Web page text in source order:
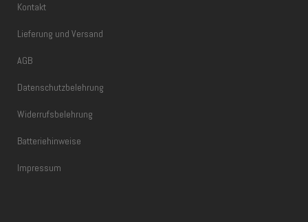
Kontakt
Lieferung und Versand
AGB
Datenschutzbelehrung
Widerrufsbelehrung
Batteriehinweise
Impressum